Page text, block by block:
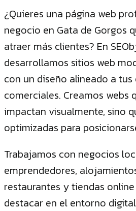
¿Quieres una página web
negocio en Gata de Gorgos
atraer más clientes? En
desarrollamos sitios web
con un diseño alineado a
comerciales. Creamos webs
impactan visualmente, sino
optimizadas para
Trabajamos con negocios
emprendedores,
restaurantes y tiendas
destacar en el entorno